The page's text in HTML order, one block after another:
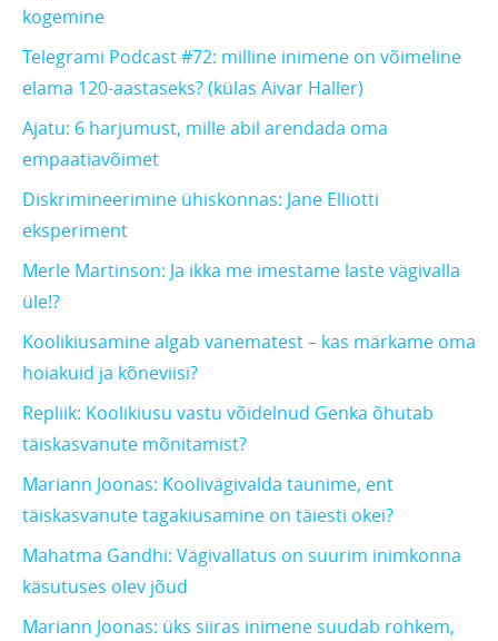
kogemine
Telegrami Podcast #72: milline inimene on võimeline
elama 120-aastaseks? (külas Aivar Haller)
Ajatu: 6 harjumust, mille abil arendada oma
empaatiavõimet
Diskrimineerimine ühiskonnas: Jane Elliotti
eksperiment
Merle Martinson: Ja ikka me imestame laste vägivalla
üle!?
Koolikiusamine algab vanematest – kas märkame oma
hoiakuid ja kõneviisi?
Repliik: Koolikiusu vastu võidelnud Genka õhutab
täiskasvanute mõnitamist?
Mariann Joonas: Koolivägivalda taunime, ent
täiskasvanute tagakiusamine on täiesti okei?
Mahatma Gandhi: Vägivallatus on suurim inimkonna
käsutuses olev jõud
Mariann Joonas: üks siiras inimene suudab rohkem,